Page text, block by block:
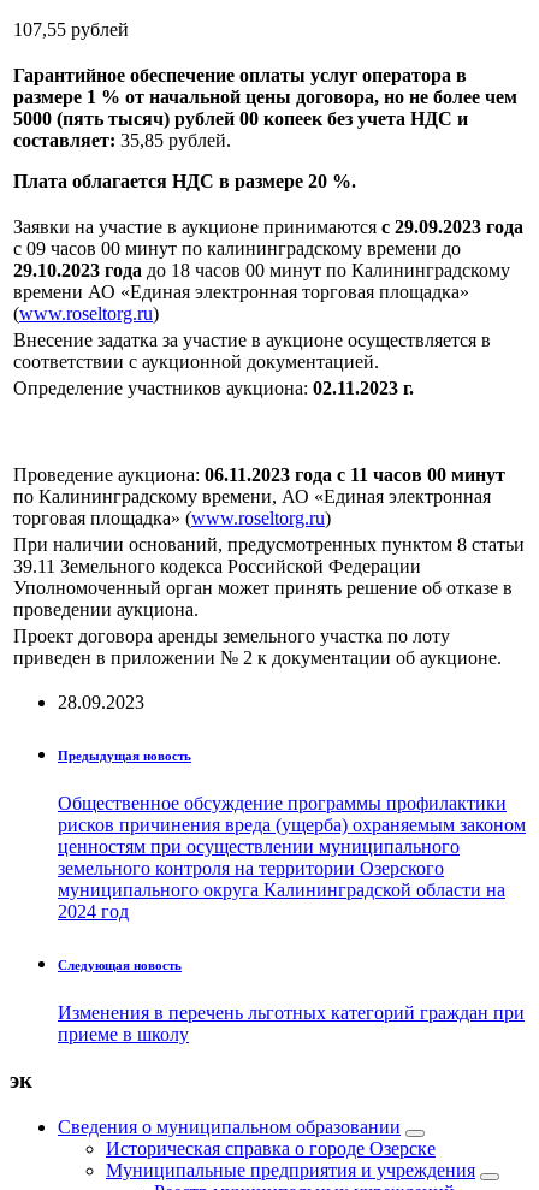
107,55 рублей
Гарантийное обеспечение оплаты услуг оператора в
размере 1 % от начальной цены договора, но не более чем
5000 (пять тысяч) рублей 00 копеек без учета НДС и
составляет: 35,85 рублей.
Плата облагается НДС в размере 20 %.
Заявки на участие в аукционе принимаются с 29.09.2023 года
с 09 часов 00 минут по калининградскому времени до
29.10.2023 года до 18 часов 00 минут по Калининградскому
времени АО «Единая электронная торговая площадка»
(www.roseltorg.ru)
Внесение задатка за участие в аукционе осуществляется в
соответствии с аукционной документацией.
Определение участников аукциона: 02.11.2023 г.
Проведение аукциона: 06.11.2023 года с 11 часов 00 минут
по Калининградскому времени, АО «Единая электронная
торговая площадка» (www.roseltorg.ru)
При наличии оснований, предусмотренных пунктом 8 статьи
39.11 Земельного кодекса Российской Федерации
Уполномоченный орган может принять решение об отказе в
проведении аукциона.
Проект договора аренды земельного участка по лоту
приведен в приложении № 2 к документации об аукционе.
28.09.2023
Предыдущая новость
Общественное обсуждение программы профилактики
рисков причинения вреда (ущерба) охраняемым законом
ценностям при осуществлении муниципального
земельного контроля на территории Озерского
муниципального округа Калининградской области на
2024 год
Следующая новость
Изменения в перечень льготных категорий граждан при
приеме в школу
эк
Сведения о муниципальном образовании
Историческая справка о городе Озерске
Муниципальные предприятия и учреждения